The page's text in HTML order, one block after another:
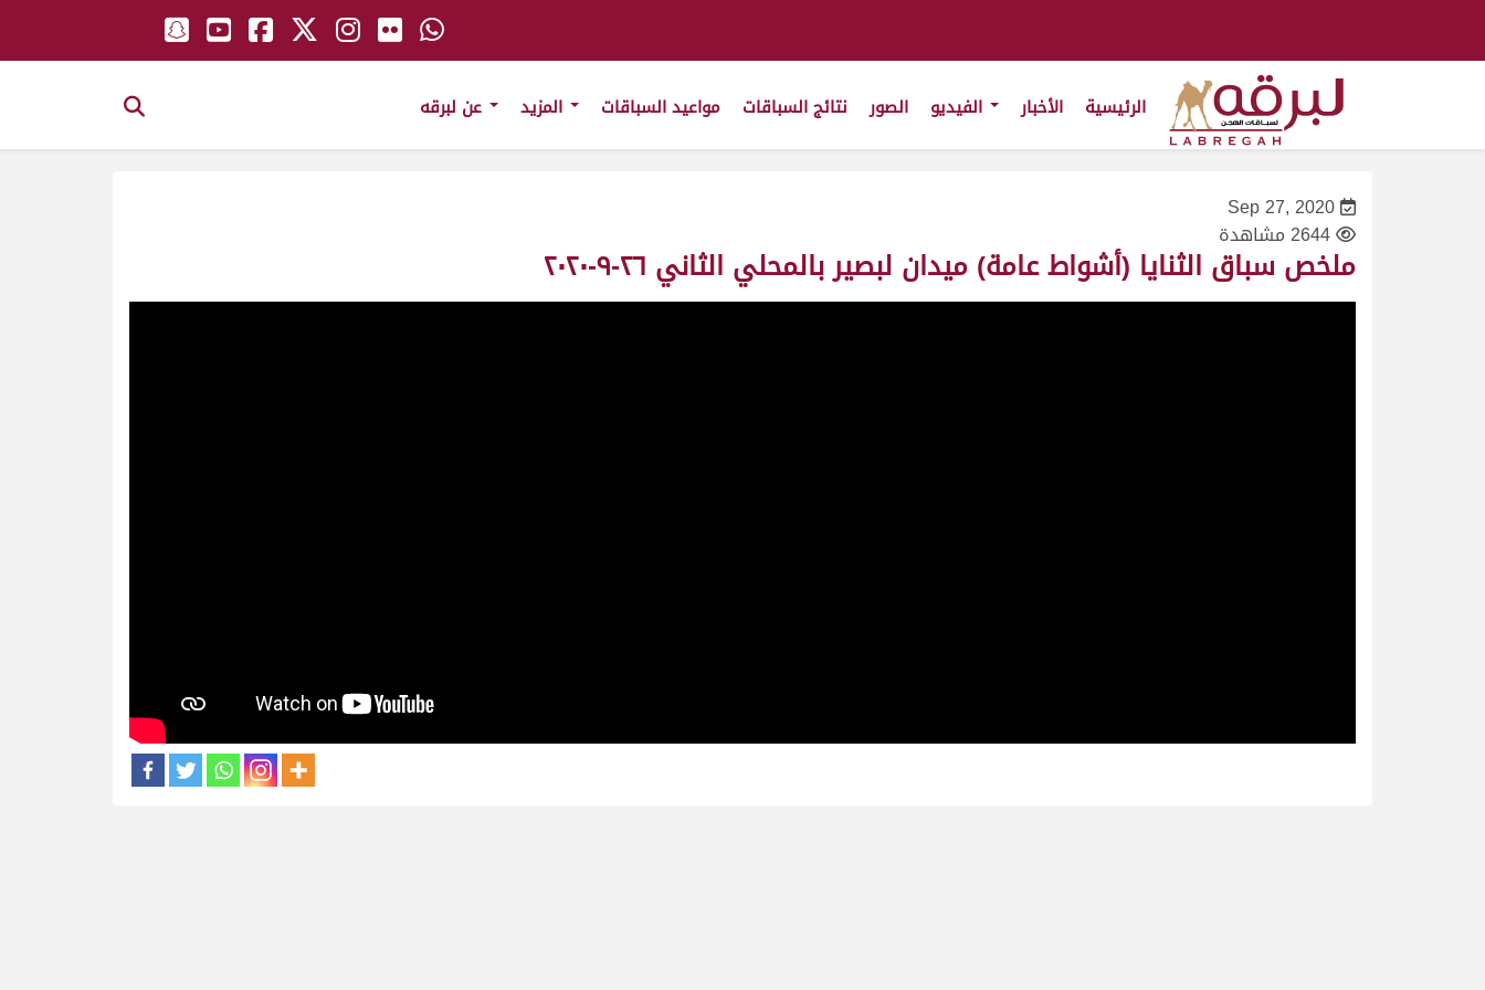
الرئيسية الأخبار الصور نتائج السباقات مواعيد السباقات
Sep 27, 2020
2644 مشاهدة
ملخص سباق الثنايا (أشواط عامة) ميدان لبصير بالمحلي الثاني ٢٦-٩-٢٠٢٠